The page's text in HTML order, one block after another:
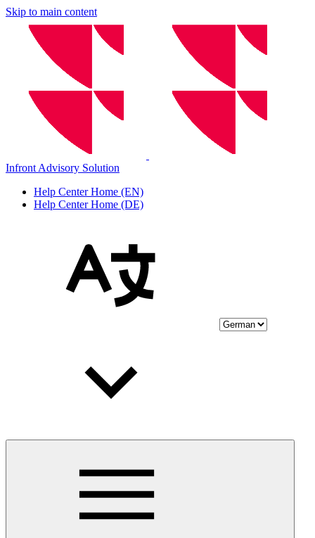
Skip to main content
Infront Advisory Solution
Help Center Home (EN)
Help Center Home (DE)